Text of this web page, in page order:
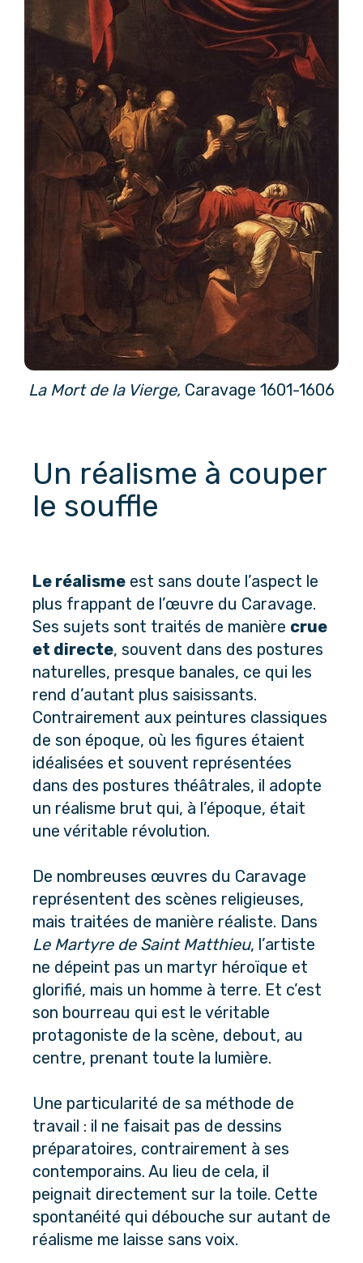
La Mort de la Vierge, Caravage 1601-1606
Un réalisme à couper
le souffle
Le réalisme est sans doute l’aspect le
plus frappant de l’œuvre du Caravage.
Ses sujets sont traités de manière crue
et directe, souvent dans des postures
naturelles, presque banales, ce qui les
rend d’autant plus saisissants.
Contrairement aux peintures classiques
de son époque, où les figures étaient
idéalisées et souvent représentées
dans des postures théâtrales, il adopte
un réalisme brut qui, à l’époque, était
une véritable révolution.
De nombreuses œuvres du Caravage
représentent des scènes religieuses,
Le Martyre de Saint Matthieu, l’artiste
ne dépeint pas un martyr héroïque et
glorifié, mais un homme à terre. Et c’est
son bourreau qui est le véritable
protagoniste de la scène, debout, au
centre, prenant toute la lumière.
Une particularité de sa méthode de
travail : il ne faisait pas de dessins
préparatoires, contrairement à ses
contemporains. Au lieu de cela, il
peignait directement sur la toile. Cette
spontanéité qui débouche sur autant de
réalisme me laisse sans voix.